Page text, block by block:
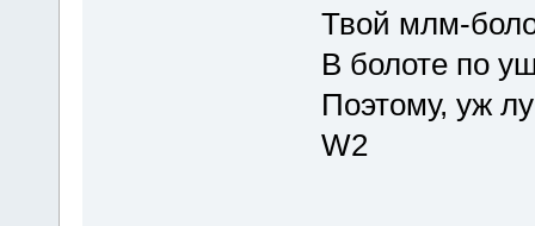
Твой млм-
В болоте по
Поэтому, уж
W2